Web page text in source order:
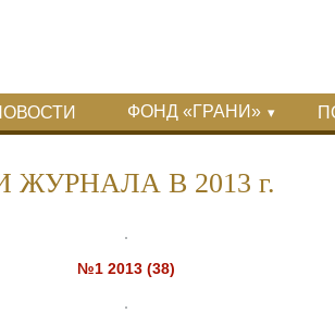
ФОНД «ГРАНИ»
В 2013 г.
№1 2013 (38)